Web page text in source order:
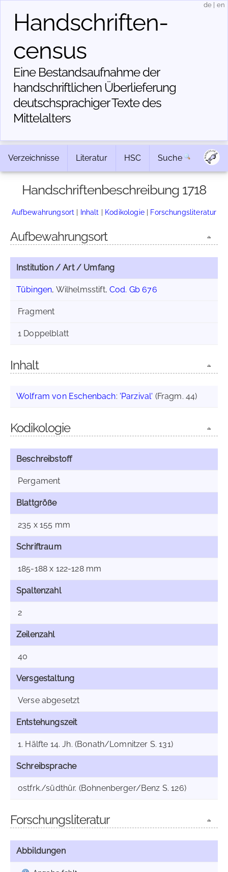
Handschriften­
census
Eine Bestandsaufnahme der
handschriftlichen Über­lieferung
deutschsprachiger Texte des
Mittelalters
de en
Verzeichnisse Literatur HSC Suche
Handschriftenbeschreibung 1718
Aufbewahrungsort | Inhalt | Kodikologie| Forschungsliteratur
Aufbewahrungsort
Institution / Art / Umfang
Tübingen, Wilhelmsstift,Cod. Gb 676
Fragment
1 Doppelblatt
Inhalt
Wolfram von Eschenbach: 'Parzival' (Fragm. 44)
Kodikologie
Beschreibstoff
Pergament
Blattgröße
235 x 155 mm
Schriftraum
185-188 x 122-128 mm
Spaltenzahl
2
Zeilenzahl
40
Versgestaltung
Verse abgesetzt
Entstehungszeit
1. Hälfte 14. Jh. (Bonath/Lomnitzer S. 131)
Schreibsprache
ostfrk./südthür. (Bohnenberger/Benz S. 126)
Forschungsliteratur
Abbildungen